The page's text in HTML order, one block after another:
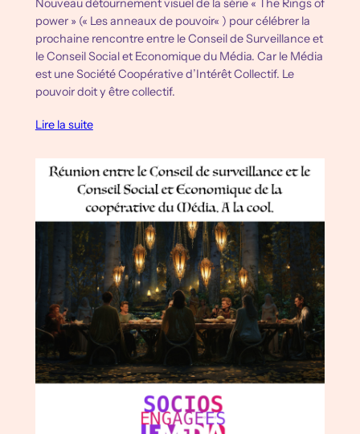
Nouveau détournement visuel de la série « The Rings of
power » (« Les anneaux de pouvoir« ) pour célébrer la
prochaine rencontre entre le Conseil de Surveillance et
le Conseil Social et Economique du Média. Car le Média
est une Société Coopérative d’Intérêt Collectif. Le
pouvoir doit y être collectif.
Lire la suite